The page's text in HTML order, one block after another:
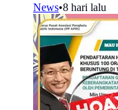
News•8 hari lalu